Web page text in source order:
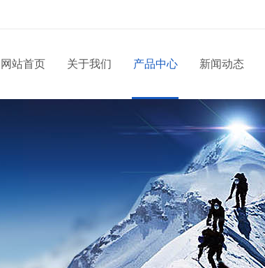
网站首页 关于我们 产品中心 新闻动态